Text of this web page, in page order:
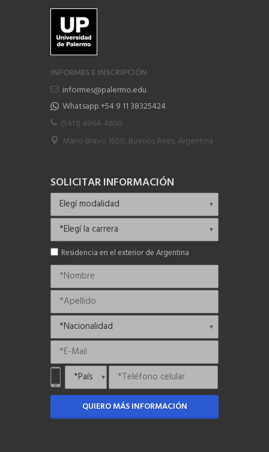
INFORMES E INSCRIPCIÓN
informes@palermo.edu
Whatsapp +54 9 11 38325424
(5411) 4964-4600
Mario Bravo 1050, Buenos Aires, Argentina
SOLICITAR INFORMACIÓN
Residencia en el exterior de Argentina
QUIERO MÁS INFORMACIÓN